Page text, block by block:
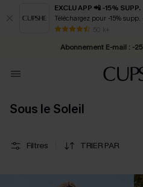
EXCLU APP 📲 -15% SUPP.
Téléchargez pour -15%
50 k+
* Livraison éclair 2-
Abonnement E-mail : -
Sous le Soleil
Filtres TRIER PAR